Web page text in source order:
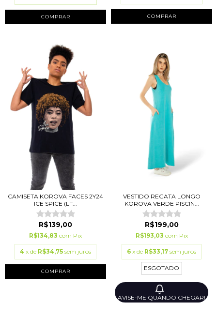
COMPRAR COMPRAR
CAMISETA KOROVA FACES 2Y24
ICE SPICE (LF...
R$139,00
R$134,83 com Pix
4 x de R$34,75 sem juros
COMPRAR
VESTIDO REGATA LONGO
KOROVA VERDE PISCIN...
R$199,00
R$193,03 com Pix
6 x de R$33,17 sem juros
ESGOTADO
AVISE-ME QUANDO CHEGAR!